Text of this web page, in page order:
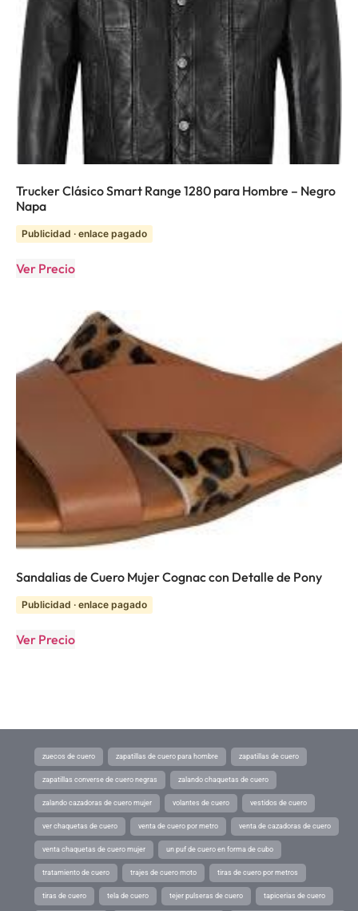
Trucker Clásico Smart Range 1280 para Hombre – Negro
Napa
Publicidad · enlace pagado
Ver Precio
Sandalias de Cuero Mujer Cognac con Detalle de Pony
Publicidad · enlace pagado
Ver Precio
zuecos de cuero zapatillas de cuero para hombre zapatillas de cuero
zapatillas converse de cuero negras zalando chaquetas de cuero
zalando cazadoras de cuero mujer volantes de cuero vestidos de cuero
ver chaquetas de cuero venta de cuero por metro venta de cazadoras de cuero
venta chaquetas de cuero mujer un puf de cuero en forma de cubo
tratamiento de cuero trajes de cuero moto tiras de cuero por metros
tiras de cuero tela de cuero tejer pulseras de cuero tapicerias de cuero